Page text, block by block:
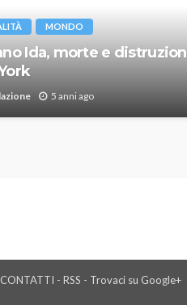
MONDO
Ida, morte e
5 anni ago
CONTATTI - RSS - Trovaci su Google+